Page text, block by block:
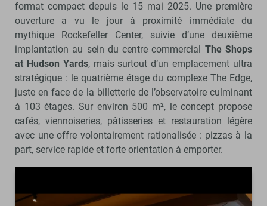
format compact depuis le 15 mai 2025. Une première
ouverture a vu le jour à proximité immédiate du
mythique Rockefeller Center, suivie d’une deuxième
implantation au sein du centre commercial The Shops
at Hudson Yards, mais surtout d’un emplacement ultra
stratégique : le quatrième étage du complexe The Edge,
juste en face de la billetterie de l’observatoire culminant
à 103 étages. Sur environ 500 m², le concept propose
cafés, viennoiseries, pâtisseries et restauration légère
avec une offre volontairement rationalisée : pizzas à la
part, service rapide et forte orientation à emporter.